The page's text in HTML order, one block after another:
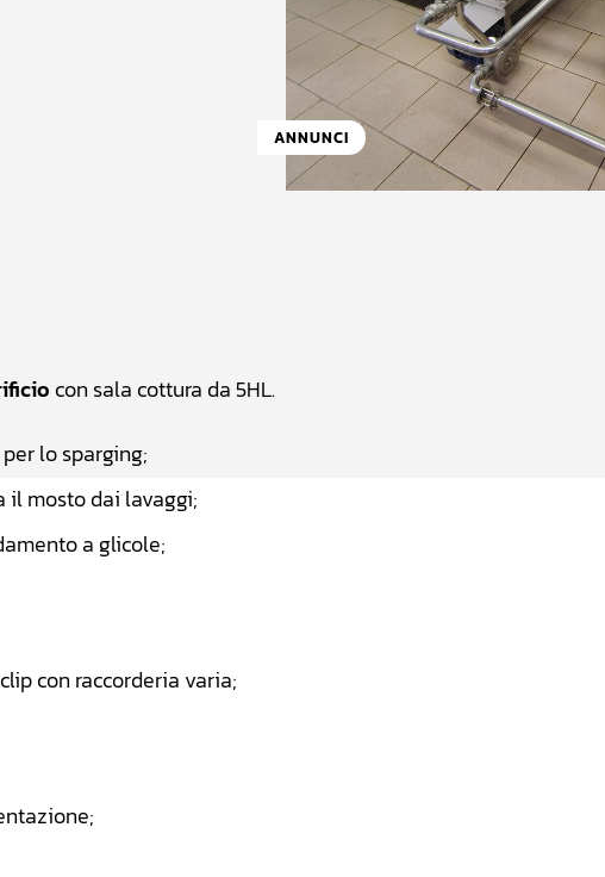
ANNUNCI
con sala cottura da 5HL.
lo sparging;
il mosto dai lavaggi;
a glicole;
con raccorderia varia;